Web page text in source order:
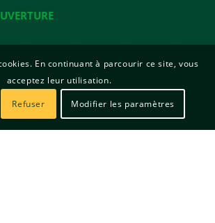
/ 15h - 19h
17h
En continuant à parcourir ce site, vous
acceptez leur utilisation.
Refuser Modifier les paramètres